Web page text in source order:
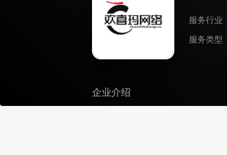
服务行业
服务类型
企业介绍